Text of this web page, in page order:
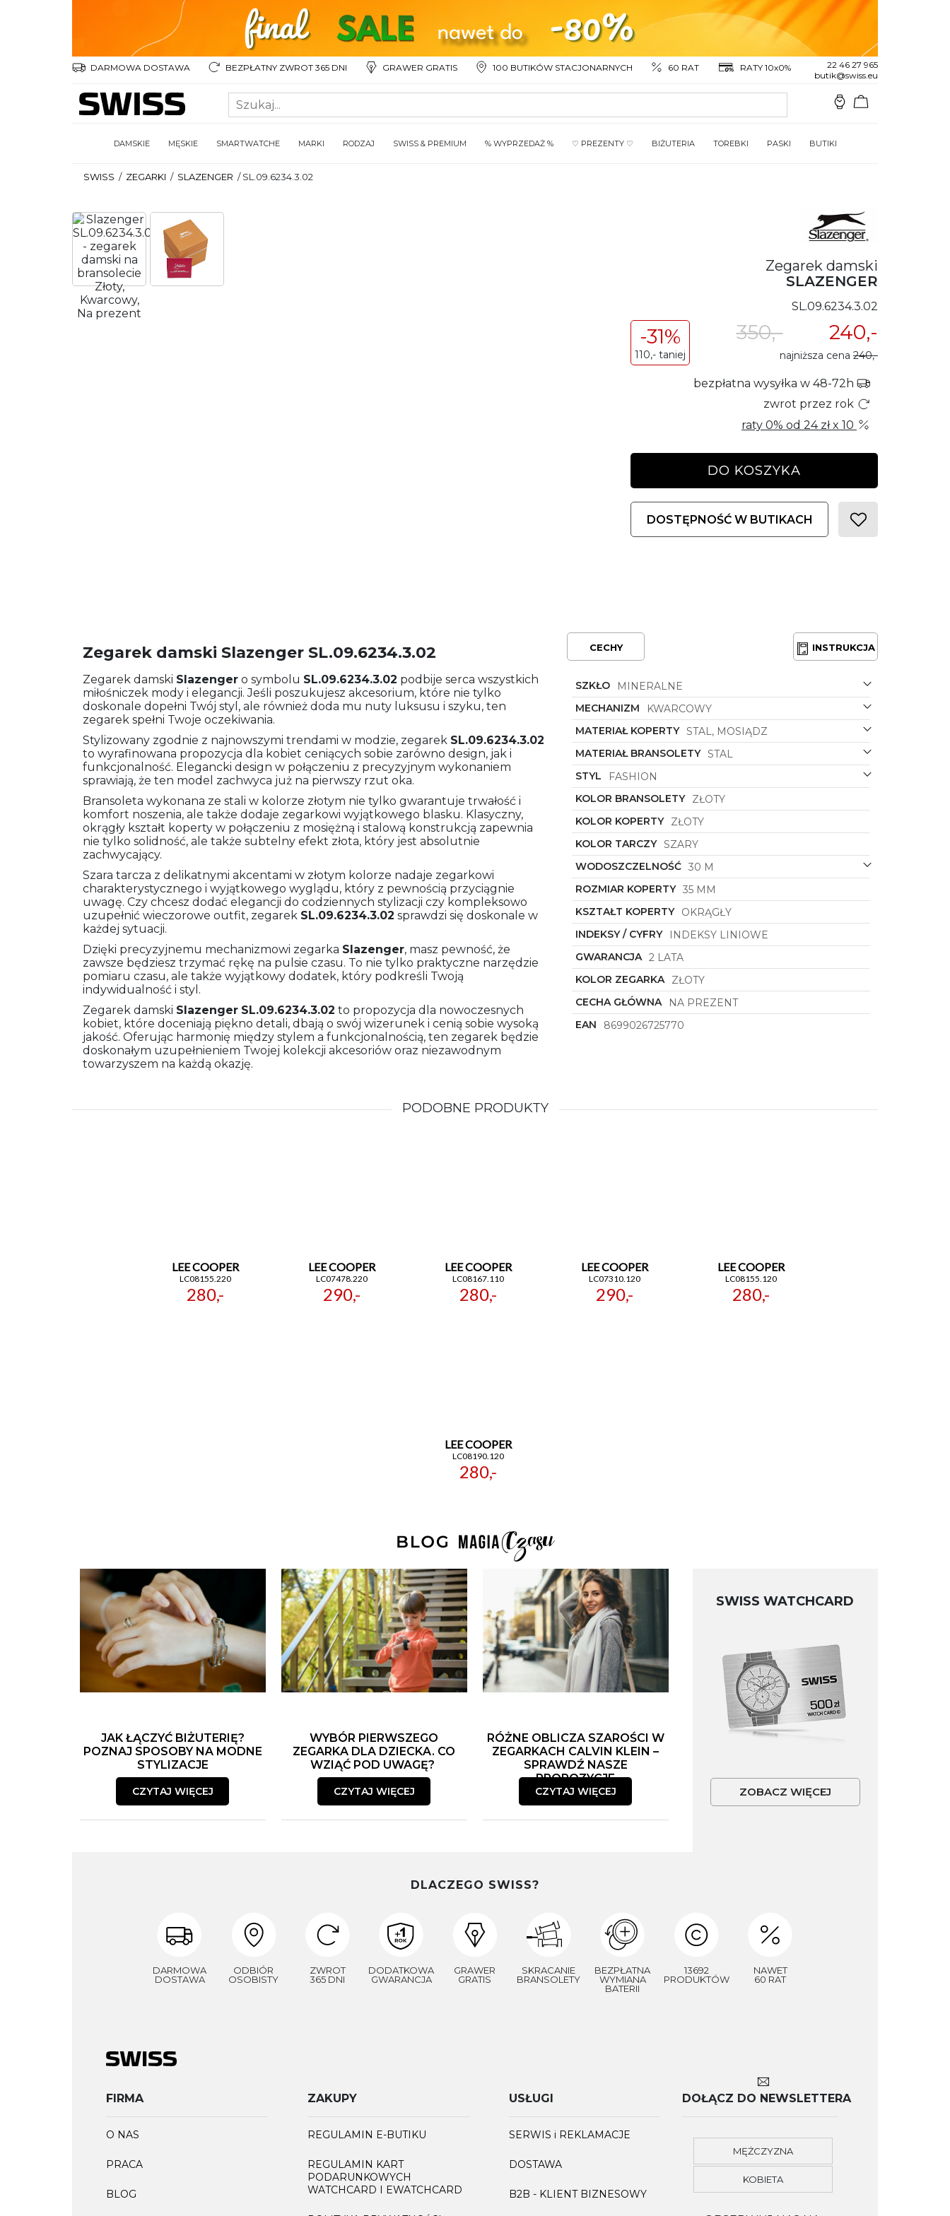
DARMOWA DOSTAWA BEZPŁATNY ZWROT 365 DNI GRAWER GRATIS 100 BUTIKÓW STACJONARNYCH 60 RAT RATY 10x0%
22 46 27 965
butik@swiss.eu
DAMSKIE MĘSKIE SMARTWATCHE MARKI RODZAJ SWISS & PREMIUM % WYPRZEDAŻ % ♡ PREZENTY ♡ BIŻUTERIA TOREBKI PASKI BUTIKI
SWISS / ZEGARKI / SLAZENGER /SL.09.6234.3.02
Zegarek damski
SLAZENGER
SL.09.6234.3.02
240,-
-31%
110,- taniej
350,-
najniższa cena 240,-
bezpłatna wysyłka w 48-72h
zwrot przez rok
raty 0% od 24 złx 10
DO KOSZYKA
DOSTĘPNOŚĆ W BUTIKACH
Zegarek damski Slazenger SL.09.6234.3.02
Zegarek damski Slazenger o symbolu SL.09.6234.3.02 podbije serca wszystkich
miłośniczek mody i elegancji. Jeśli poszukujesz akcesorium, które nie tylko
doskonale dopełni Twój styl, ale również doda mu nuty luksusu i szyku, ten
zegarek spełni Twoje oczekiwania.
Stylizowany zgodnie z najnowszymi trendami w modzie, zegarek SL.09.6234.3.02
to wyrafinowana propozycja dla kobiet ceniących sobie zarówno design, jak i
funkcjonalność. Elegancki design w połączeniu z precyzyjnym wykonaniem
sprawiają, że ten model zachwyca już na pierwszy rzut oka.
Bransoleta wykonana ze stali w kolorze złotym nie tylko gwarantuje trwałość i
komfort noszenia, ale także dodaje zegarkowi wyjątkowego blasku. Klasyczny,
okrągły kształt koperty w połączeniu z mosiężną i stalową konstrukcją zapewnia
nie tylko solidność, ale także subtelny efekt złota, który jest absolutnie
zachwycający.
Szara tarcza z delikatnymi akcentami w złotym kolorze nadaje zegarkowi
charakterystycznego i wyjątkowego wyglądu, który z pewnością przyciągnie
uwagę. Czy chcesz dodać elegancji do codziennych stylizacji czy kompleksowo
uzupełnić wieczorowe outfit, zegarek SL.09.6234.3.02 sprawdzi się doskonale w
każdej sytuacji.
Dzięki precyzyjnemu mechanizmowi zegarka Slazenger, masz pewność, że
zawsze będziesz trzymać rękę na pulsie czasu. To nie tylko praktyczne narzędzie
pomiaru czasu, ale także wyjątkowy dodatek, który podkreśli Twoją
indywidualność i styl.
Zegarek damski Slazenger SL.09.6234.3.02 to propozycja dla nowoczesnych
kobiet, które doceniają piękno detali, dbają o swój wizerunek i cenią sobie wysoką
jakość. Oferując harmonię między stylem a funkcjonalnością, ten zegarek będzie
doskonałym uzupełnieniem Twojej kolekcji akcesoriów oraz niezawodnym
towarzyszem na każdą okazję.
CECHY INSTRUKCJA
SZKŁO
MINERALNE
MECHANIZM
KWARCOWY
MATERIAŁ KOPERTY STAL, MOSIĄDZ
MATERIAŁ BRANSOLETY STAL
STYL
FASHION
KOLOR BRANSOLETY
ZŁOTY
KOLOR KOPERTY
ZŁOTY
KOLOR TARCZY SZARY
WODOSZCZELNOŚĆ 30 M
ROZMIAR KOPERTY 35 MM
KSZTAŁT KOPERTY
OKRĄGŁY
INDEKSY / CYFRY
INDEKSY LINIOWE
GWARANCJA 2 LATA
KOLOR ZEGARKA
ZŁOTY
CECHA GŁÓWNA
NA PREZENT
EAN
8699026725770
PODOBNE PRODUKTY
LEE COOPER
LC08155.220
280,-
LEE COOPER
LC07478.220
290,-
LEE COOPER
LC08167.110
280,-
LEE COOPER
LC07310.120
290,-
LEE COOPER
LC08155.120
280,-
LEE COOPER
LC08190.120
280,-
JAK ŁĄCZYĆ BIŻUTERIĘ?
POZNAJ SPOSOBY NA MODNE
STYLIZACJE
CZYTAJ WIĘCEJ
WYBÓR PIERWSZEGO
ZEGARKA DLA DZIECKA. CO
WZIĄĆ POD UWAGĘ?
CZYTAJ WIĘCEJ
RÓŻNE OBLICZA SZAROŚCI W
ZEGARKACH CALVIN KLEIN –
SPRAWDŹ NASZE
PROPOZYCJE
CZYTAJ WIĘCEJ
SWISS WATCHCARD
ZOBACZ WIĘCEJ
DLACZEGO SWISS?
DARMOWA
DOSTAWA
ODBIÓR
OSOBISTY
ZWROT
365 DNI
DODATKOWA
GWARANCJA
GRAWER
GRATIS
SKRACANIE
BRANSOLETY
BEZPŁATNA
WYMIANA
BATERII
13692
PRODUKTÓW
NAWET
60 RAT
FIRMA
O NAS
PRACA
BLOG
ZAKUPY
REGULAMIN E-BUTIKU
REGULAMIN KART
PODARUNKOWYCH
WATCHCARD I EWATCHCARD
USŁUGI
SERWIS i REKLAMACJE
DOSTAWA
B2B - KLIENT BIZNESOWY
DOŁĄCZ DO NEWSLETTERA
MĘŻCZYZNA
KOBIETA